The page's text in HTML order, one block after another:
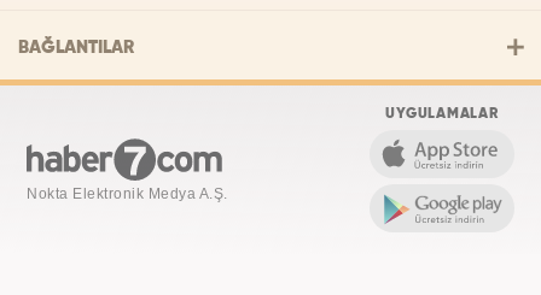
BAĞLANTILAR
Nokta Elektronik Medya A.Ş.
UYGULAMALAR